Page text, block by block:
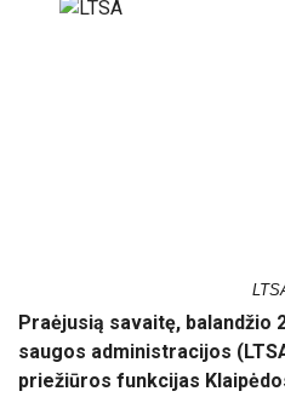
Praėjusią savaitę, balandžio
saugos administracijos
priežiūros funkcijas